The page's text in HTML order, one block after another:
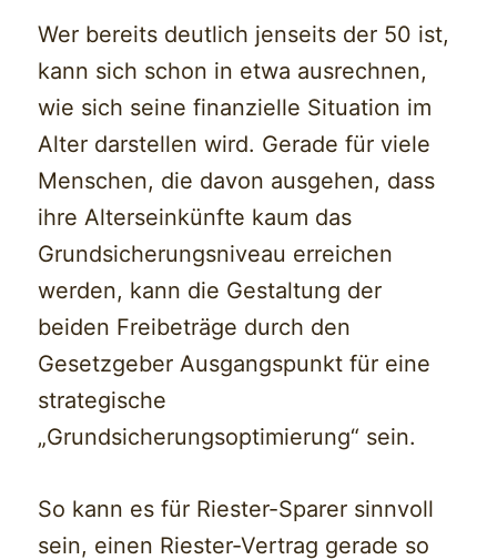
Wer bereits deutlich jenseits der 50 ist,
kann sich schon in etwa ausrechnen,
wie sich seine finanzielle Situation im
Alter darstellen wird. Gerade für viele
Menschen, die davon ausgehen, dass
ihre Alterseinkünfte kaum das
Grundsicherungsniveau erreichen
werden, kann die Gestaltung der
beiden Freibeträge durch den
Gesetzgeber Ausgangspunkt für eine
strategische
„Grundsicherungsoptimierung“ sein.
So kann es für Riester-Sparer sinnvoll
sein, einen Riester-Vertrag gerade so